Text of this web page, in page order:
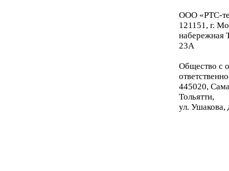
ООО «РТС-
121151, г.
набережная
23А
Общество с
445020,
Тольятти,
ул. Ушакова,